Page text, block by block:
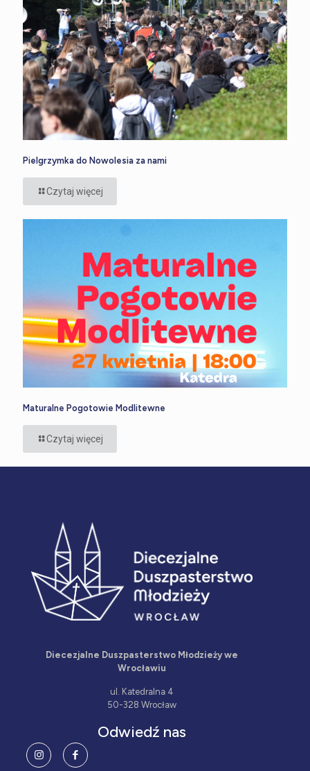
Pielgrzymka do Nowolesia za nami
Czytaj więcej
Maturalne Pogotowie Modlitewne
Czytaj więcej
Diecezjalne Duszpasterstwo Młodzieży we
Wrocławiu
ul. Katedralna 4
50-328 Wrocław
Odwiedź nas